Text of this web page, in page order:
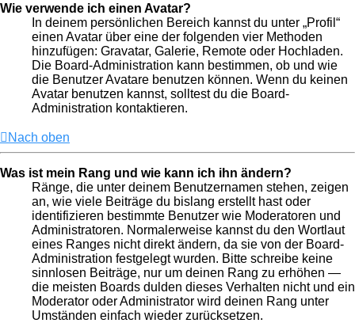
Wie verwende ich einen Avatar?
In deinem persönlichen Bereich kannst du unter „Profil“
einen Avatar über eine der folgenden vier Methoden
hinzufügen: Gravatar, Galerie, Remote oder Hochladen.
Die Board-Administration kann bestimmen, ob und wie
die Benutzer Avatare benutzen können. Wenn du keinen
Avatar benutzen kannst, solltest du die Board-
Administration kontaktieren.
Nach oben
Was ist mein Rang und wie kann ich ihn ändern?
Ränge, die unter deinem Benutzernamen stehen, zeigen
an, wie viele Beiträge du bislang erstellt hast oder
identifizieren bestimmte Benutzer wie Moderatoren und
Administratoren. Normalerweise kannst du den Wortlaut
eines Ranges nicht direkt ändern, da sie von der Board-
Administration festgelegt wurden. Bitte schreibe keine
sinnlosen Beiträge, nur um deinen Rang zu erhöhen —
die meisten Boards dulden dieses Verhalten nicht und ein
Moderator oder Administrator wird deinen Rang unter
Umständen einfach wieder zurücksetzen.